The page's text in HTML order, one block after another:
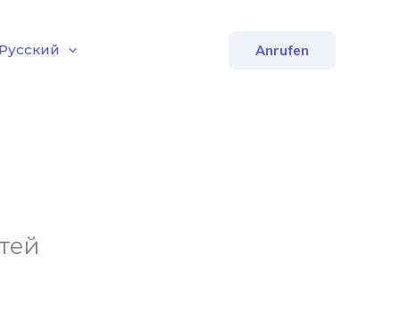
Русский Anrufen